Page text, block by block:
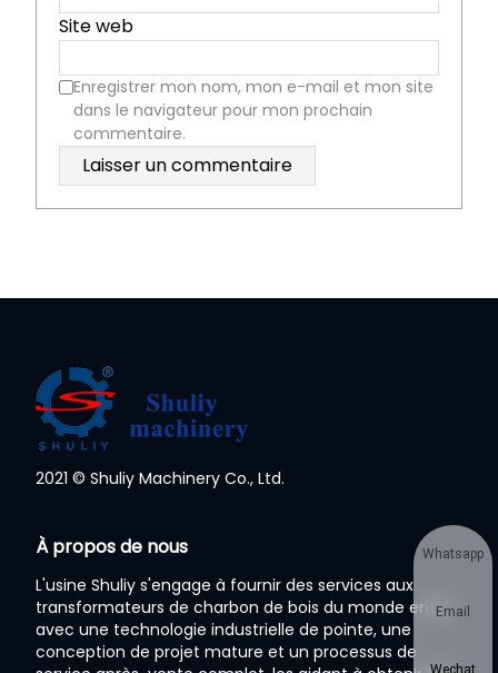
Site web
Enregistrer mon nom, mon e-mail et mon site
dans le navigateur pour mon prochain
commentaire.
2021 © Shuliy Machinery Co., Ltd.
À propos de nous
L'usine Shuliy s'engage à fournir des services aux
transformateurs de charbon de bois du monde entier
avec une technologie industrielle de pointe, une
conception de projet mature et un processus de
Whatsapp
Email
Wechat